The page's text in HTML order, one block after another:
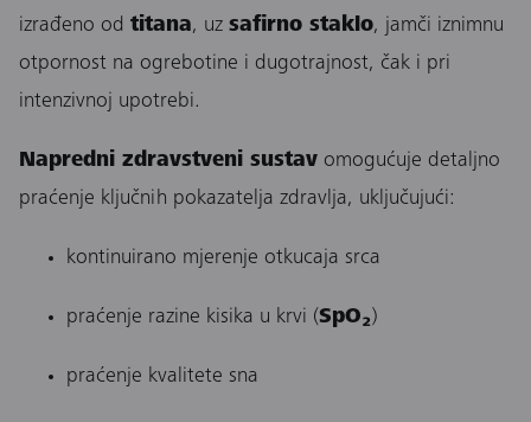
izrađeno od titana, uz safirno staklo, jamči iznimnu
otpornost na ogrebotine i dugotrajnost, čak i pri
intenzivnoj upotrebi.
Napredni zdravstveni sustav omogućuje detaljno
praćenje ključnih pokazatelja zdravlja, uključujući:
kontinuirano mjerenje otkucaja srca
praćenje razine kisika u krvi (SpO₂)
praćenje kvalitete sna